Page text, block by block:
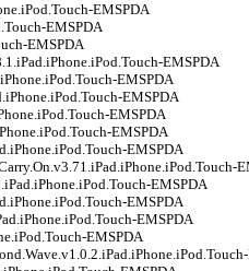
EMSPDA
EMSPDA
EMSPDA
EMSPDA
EMSPDA
EMSPDA
EMSPDA
EMSPDA
EMSPDA
EMSPDA
EMSPDA
EMSPDA
EMSPDA